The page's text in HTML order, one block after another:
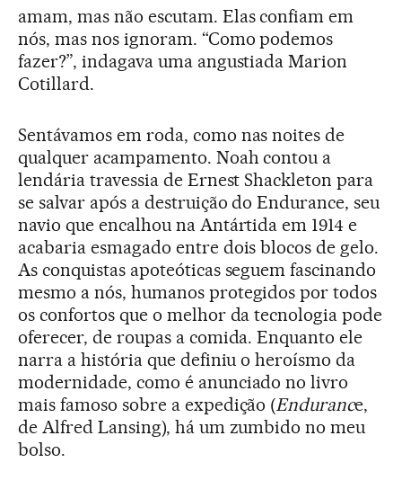
amam, mas não escutam. Elas confiam em
nós, mas nos ignoram. “Como podemos
fazer?”, indagava uma angustiada Marion
Cotillard.
Sentávamos em roda, como nas noites de
qualquer acampamento. Noah contou a
lendária travessia de Ernest Shackleton para
se salvar após a destruição do Endurance, seu
navio que encalhou na Antártida em 1914 e
acabaria esmagado entre dois blocos de gelo.
As conquistas apoteóticas seguem fascinando
mesmo a nós, humanos protegidos por todos
os confortos que o melhor da tecnologia pode
oferecer, de roupas a comida. Enquanto ele
narra a história que definiu o heroísmo da
modernidade, como é anunciado no livro
mais famoso sobre a expedição (Endurance,
de Alfred Lansing), há um zumbido no meu
bolso.